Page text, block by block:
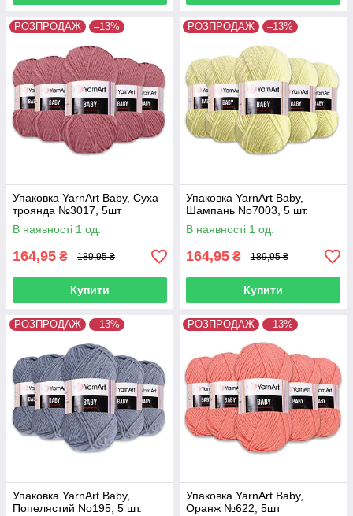
РОЗПРОДАЖ –13%
Упаковка YarnArt Baby, Суха
троянда №3017, 5шт
В наявності 1 од.
164,95 ₴ 189,95 ₴
Купити
РОЗПРОДАЖ –13%
Упаковка YarnArt Baby,
Шампань No7003, 5 шт.
В наявності 1 од.
164,95 ₴ 189,95 ₴
Купити
РОЗПРОДАЖ –13%
Упаковка YarnArt Baby,
Попелястий No195, 5 шт.
РОЗПРОДАЖ –13%
Упаковка YarnArt Baby,
Оранж №622, 5шт